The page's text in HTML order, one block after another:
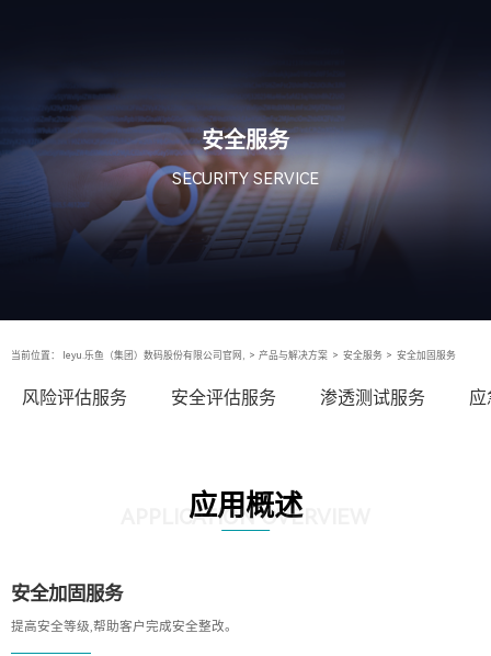
安全服务
SECURITY SERVICE
当前位置： leyu.乐鱼（集团）数码股份有限公司官网, > 产品与解决方案 > 安全服务 > 安全加固服务
风险评估服务 安全评估服务 渗透测试服务
应用概述
APPLICATION OVERVIEW
安全加固服务
提高安全等级,帮助客户完成安全整改。